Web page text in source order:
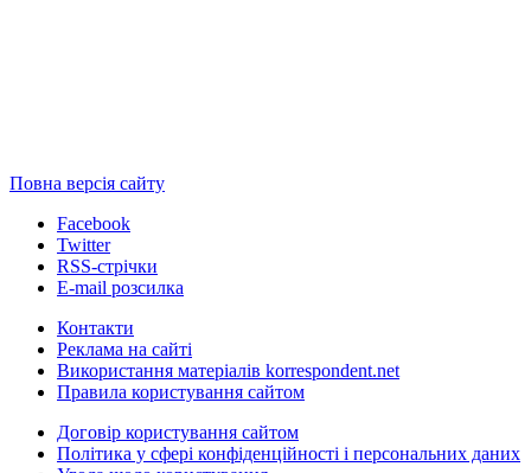
Повна версія сайту
Facebook
Twitter
RSS-стрічки
E-mail розсилка
Контакти
Реклама на сайті
Використання матеріалів korrespondent.net
Правила користування сайтом
Договір користування сайтом
Політика у сфері конфіденційності і персональних даних